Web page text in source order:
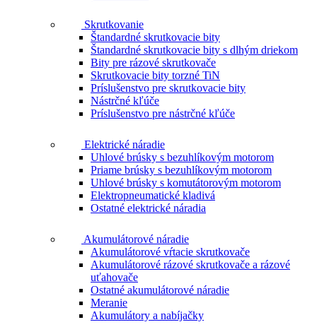
Skrutkovanie
Štandardné skrutkovacie bity
Štandardné skrutkovacie bity s dlhým driekom
Bity pre rázové skrutkovače
Skrutkovacie bity torzné TiN
Príslušenstvo pre skrutkovacie bity
Nástrčné kľúče
Príslušenstvo pre nástrčné kľúče
Elektrické náradie
Uhlové brúsky s bezuhlíkovým motorom
Priame brúsky s bezuhlíkovým motorom
Uhlové brúsky s komutátorovým motorom
Elektropneumatické kladivá
Ostatné elektrické náradia
Akumulátorové náradie
Akumulátorové vŕtacie skrutkovače
Akumulátorové rázové skrutkovače a rázové
uťahovače
Ostatné akumulátorové náradie
Meranie
Akumulátory a nabíjačky